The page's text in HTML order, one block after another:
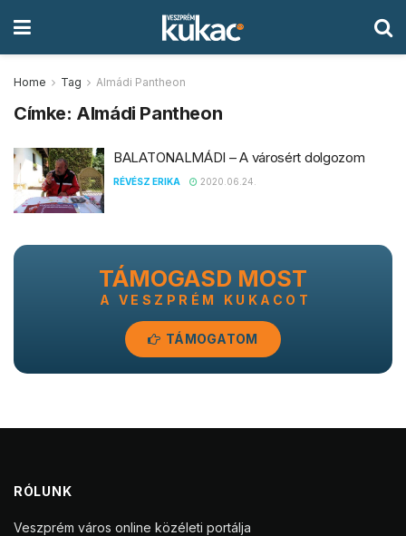
Home Tag Almádi Pantheon
Címke: Almádi Pantheon
BALATONALMÁDI – A városért dolgozom
RÉVÉSZ ERIKA 2020.06.24.
TÁMOGASD MOST
A VESZPRÉM KUKACOT
TÁMOGATOM
RÓLUNK
Veszprém város online közéleti portálja